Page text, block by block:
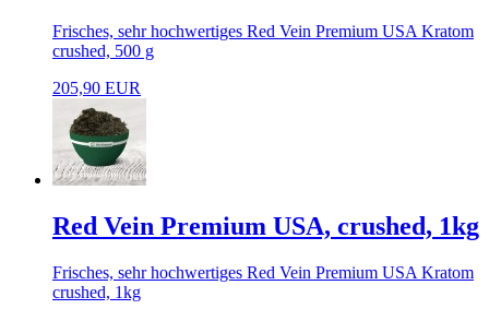
Frisches, sehr hochwertiges Red Vein Premium USA Kratom
crushed, 500 g
205,90 EUR
Red Vein Premium USA, crushed, 1kg
Frisches, sehr hochwertiges Red Vein Premium USA Kratom
crushed, 1kg